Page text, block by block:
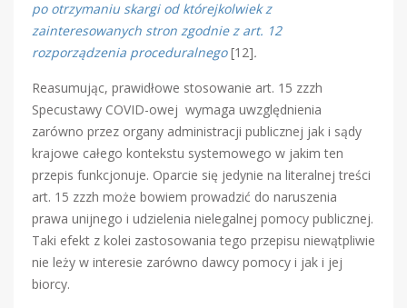
po otrzymaniu skargi od którejkolwiek z
zainteresowanych stron zgodnie z art. 12
rozporządzenia proceduralnego [12].
Reasumując, prawidłowe stosowanie art. 15 zzzh
Specustawy COVID-owej wymaga uwzględnienia
zarówno przez organy administracji publicznej jak i sądy
krajowe całego kontekstu systemowego w jakim ten
przepis funkcjonuje. Oparcie się jedynie na literalnej treści
art. 15 zzzh może bowiem prowadzić do naruszenia
prawa unijnego i udzielenia nielegalnej pomocy publicznej.
Taki efekt z kolei zastosowania tego przepisu niewątpliwie
nie leży w interesie zarówno dawcy pomocy i jak i jej
biorcy.